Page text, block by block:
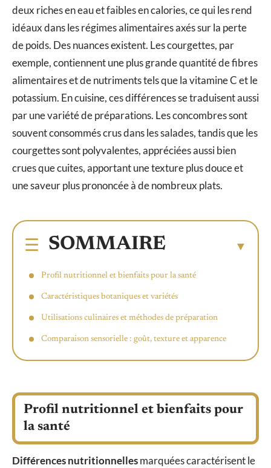
deux riches en eau et faibles en calories, ce qui les rend
idéaux dans les régimes alimentaires axés sur la perte
de poids. Des nuances existent. Les courgettes, par
exemple, contiennent une plus grande quantité de fibres
alimentaires et de nutriments tels que la vitamine C et le
potassium. En cuisine, ces différences se traduisent aussi
par une variété de préparations. Les concombres sont
souvent consommés crus dans les salades, tandis que les
courgettes sont polyvalentes, appréciées aussi bien
crues que cuites, apportant une texture plus douce et
une saveur plus prononcée à de nombreux plats.
SOMMAIRE
Profil nutritionnel et bienfaits pour la santé
Caractéristiques botaniques et variétés
Utilisations culinaires et méthodes de préparation
Comparaison sensorielle : goût, texture et apparence
Profil nutritionnel et bienfaits pour
la santé
Différences nutritionnellesmarquées caractérisent le